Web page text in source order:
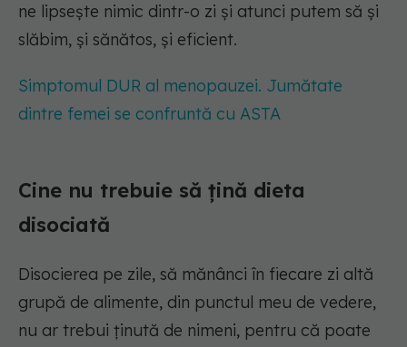
ne lipsește nimic dintr-o zi și atunci putem să și
slăbim, și sănătos, și eficient.
Simptomul DUR al menopauzei. Jumătate
dintre femei se confruntă cu ASTA
Cine nu trebuie să țină dieta
disociată
Disocierea pe zile, să mănânci în fiecare zi altă
grupă de alimente, din punctul meu de vedere,
nu ar trebui ținută de nimeni, pentru că poate